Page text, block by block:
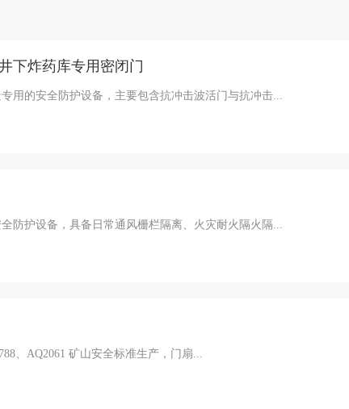
下炸药库专用密闭门
用的安全防护设备，主要包含抗冲击波活门与抗冲击...
防护设备，具备日常通风栅栏隔离、火灾耐火隔火隔...
、AQ2061 矿山安全标准生产，门扇...